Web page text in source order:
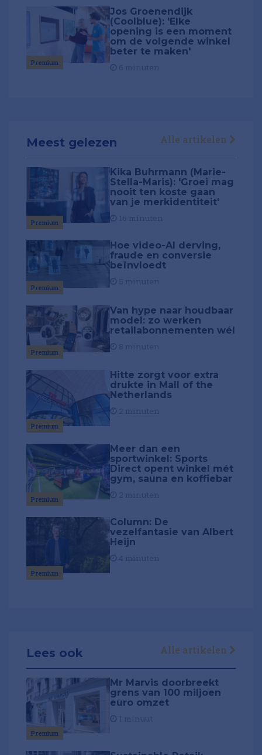
Premium
Jos Groenendijk
(Coolblue): 'Elke
opening is een moment
om de volgende winkel
beter te maken'
Meest gelezen Alle artikelen
Premium
Kika Buhrmann (Marie-
Stella-Maris): 'Groei mag
nooit ten koste gaan
van je merkidentiteit'
Premium
Hoe video-AI derving,
fraude en conversie
beïnvloedt
Premium
Van hype naar houdbaar
model: zo werken
retailabonnementen wél
Premium
Hitte zorgt voor extra
drukte in Mall of the
Netherlands
Premium
Meer dan een
sportwinkel: Sports
Direct opent winkel mét
gym, sauna en koffiebar
Premium
Column: De
vezelfantasie van Albert
Heijn
Lees ook Alle artikelen
Premium
Mr Marvis doorbreekt
grens van 100 miljoen
euro omzet